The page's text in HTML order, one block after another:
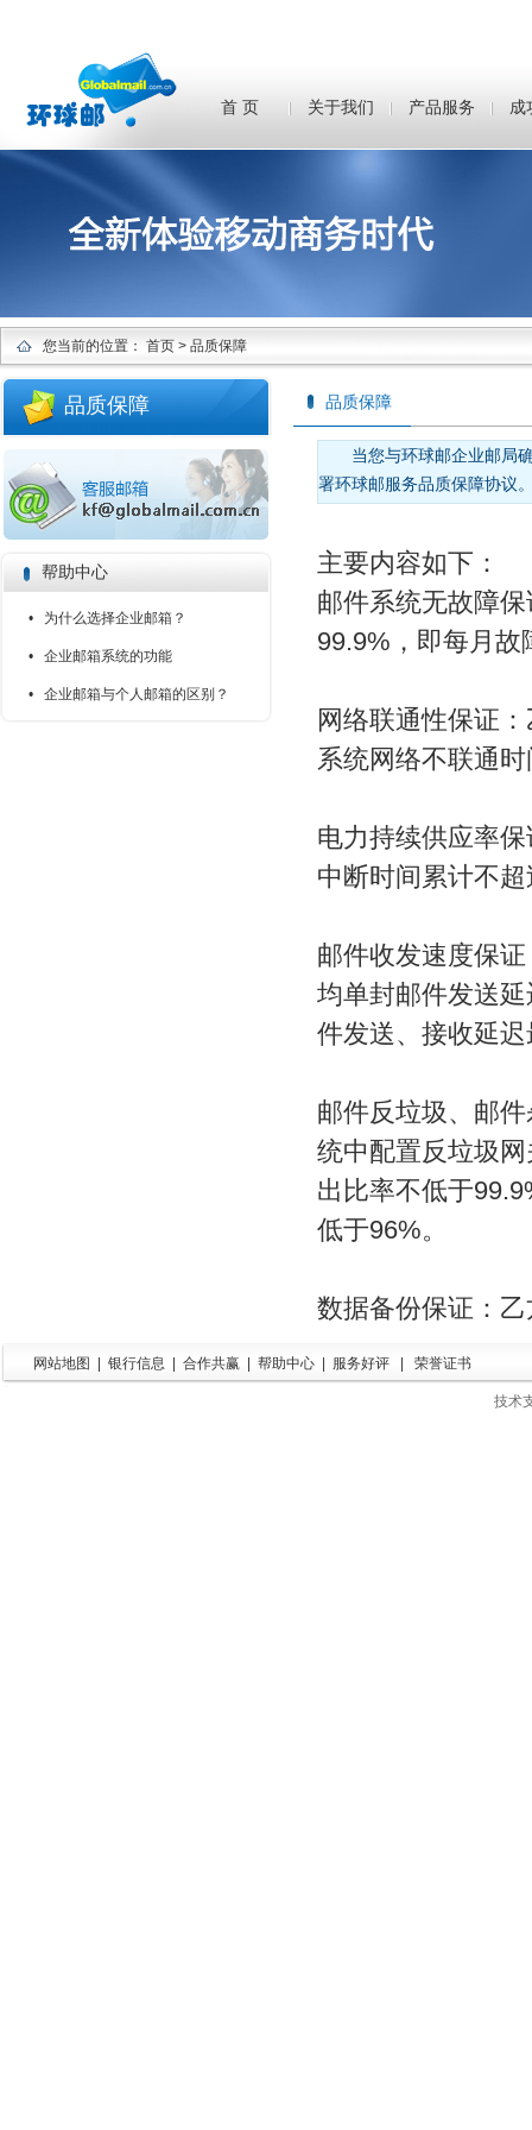
首 页 关于我们 产品服务 成
您当前的位置： 首页 > 品质保障
品质保障
帮助中心
• 为什么选择企业邮箱？
• 企业邮箱系统的功能
• 企业邮箱与个人邮箱的区别？
品质保障
当您与环球邮企业邮局
署环球邮服务品质保障协议
主要内容如下：
邮件系统无故障
99.9%，即每月故
网络联通性保证
系统网络不联通
电力持续供应率
中断时间累计不
邮件收发速度保
均单封邮件发送
件发送、接收延
邮件反垃圾、邮
统中配置反垃圾
出比率不低于
低于96%。
数据备份保证：
网站地图 银行信息 合作共赢| 帮助中心| 服务好评| 荣誉证书
技术